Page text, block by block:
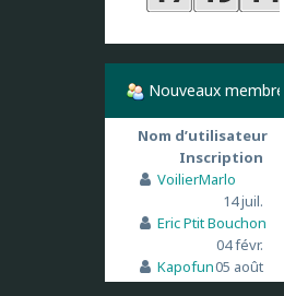
Nouveaux membres
Nom d’utilisateur
Inscription
VoilierMarlo
14 juil.
Eric Ptit Bouchon
04 févr.
Kapofun05 août